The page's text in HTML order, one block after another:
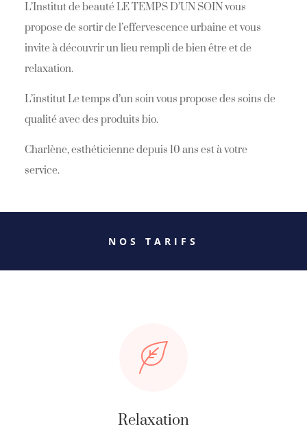
L’Institut de beauté LE TEMPS D’UN SOIN vous
propose de sortir de l’effervescence urbaine et vous
invite à découvrir un lieu rempli de bien être et de
relaxation.
L’institut Le temps d’un soin vous propose des soins de
qualité avec des produits bio.
Charlène, esthéticienne depuis 10 ans est à votre
service.
NOS TARIFS
Relaxation